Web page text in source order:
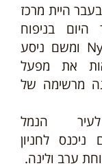
היית מרכז
היום בניפוח
ומשם ניסע
את מפעל
מרשימה של
לעיר הנמל
ניכנס לחניון
ערב ולינה.